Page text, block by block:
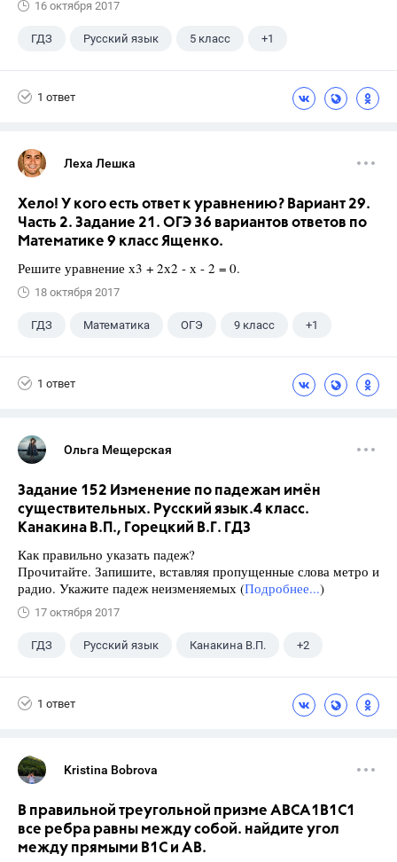
16 октября 2017
ГДЗ Русский язык 5 класс +1
1 ответ
Леха Лешка
Хело! У кого есть ответ к уравнению? Вариант 29.
Часть 2. Задание 21. ОГЭ 36 вариантов ответов по
Математике 9 класс Ященко.
Решите уравнение х3 + 2х2 - х - 2 = 0.
18 октября 2017
ГДЗ Математика ОГЭ 9 класс +1
1 ответ
Ольга Мещерская
Задание 152 Изменение по падежам имён
существительных. Русский язык.4 класс.
Канакина В.П., Горецкий В.Г. ГДЗ
Как правильно указать падеж?
Прочитайте. Запишите, вставляя пропущенные слова метро и
радио. Укажите падеж неизменяемых (Подробнее...)
17 октября 2017
ГДЗ Русский язык Канакина В.П. +2
1 ответ
Kristina Bobrova
В правильной треугольной призме АВСA1В1С1
все ребра равны между собой. найдите угол
между прямыми В1С и АВ.